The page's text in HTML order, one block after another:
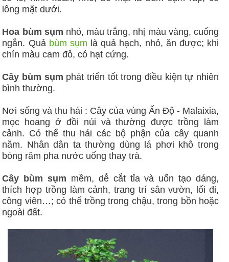
lông mặt dưới.
Hoa bùm sụm nhỏ, màu trắng, nhị màu vàng, cuống
ngắn. Quả bùm sụm là quả hạch, nhỏ, ăn được; khi
chín màu cam đỏ, có hạt cứng.
Cây bùm sụm phát triển tốt trong điều kiện tự nhiên
bình thường.
Nơi sống và thu hái : Cây của vùng Ấn Độ - Malaixia,
mọc hoang ở đồi núi và thường được trồng làm
cảnh. Có thể thu hái các bộ phận của cây quanh
năm. Nhân dân ta thường dùng lá phơi khô trong
bóng râm pha nước uống thay trà.
Cây bùm sụm mềm, dễ cắt tỉa và uốn tạo dáng,
thích hợp trồng làm cảnh, trang trí sân vườn, lối đi,
công viên…; có thể trồng trong chậu, trong bồn hoặc
ngoài đất.